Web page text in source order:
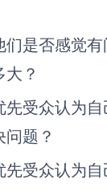
们是否感觉有
？
先受众认为
题？
先受众认为